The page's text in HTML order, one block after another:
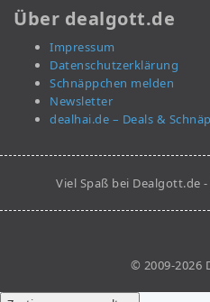
Über dealgott.de
Impressum
Datenschutzerklärung
Schnäppchen melden
Newsletter
dealhai.de – Deals &
Viel Spaß bei Dealgott.de
© 2009-2026